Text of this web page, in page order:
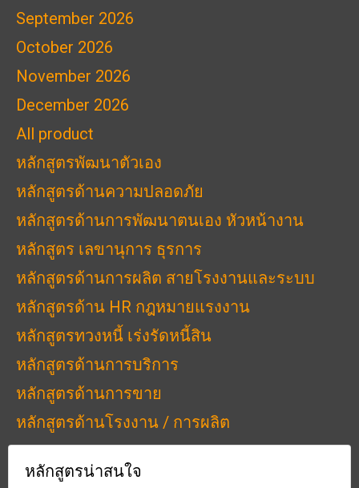
September 2026
October 2026
November 2026
December 2026
All product
หลักสูตรพัฒนาตัวเอง
หลักสูตรด้านความปลอดภัย
หลักสูตรด้านการพัฒนาตนเอง หัวหน้างาน
หลักสูตร เลขานุการ ธุรการ
หลักสูตรด้านการผลิต สายโรงงานและระบบ
หลักสูตรด้าน HR กฎหมายแรงงาน
หลักสูตรทวงหนี้ เร่งรัดหนี้สิน
หลักสูตรด้านการบริการ
หลักสูตรด้านการขาย
หลักสูตรด้านโรงงาน / การผลิต
หลักสูตรน่าสนใจ